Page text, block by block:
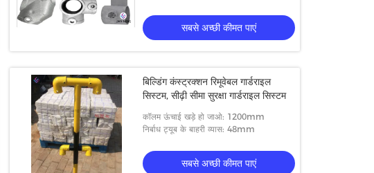
सबसे अच्छी कीमत पाएं
बिल्डिंग कंस्ट्रक्शन रिमूवेबल गार्डराइल
सिस्टम, सीढ़ी सीमा सुरक्षा गार्डराइल सिस्टम
कॉलम ऊंचाई खड़े हो जाओ: 1200mm
निर्बाध ट्यूब के बाहरी व्यास: 48mm
सबसे अच्छी कीमत पाएं